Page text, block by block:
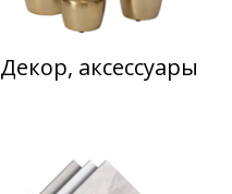
Декор, аксессуары